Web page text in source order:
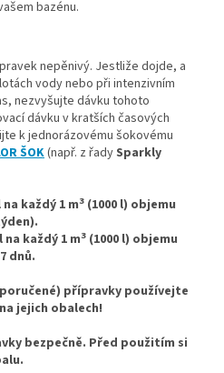
bazénu.
nepěnivý. Jestliže dojde, a
vody nebo při intenzivním
nezvyšujte dávku tohoto
dávku v kratších časových
k jednorázovému šokovému
ŠOK(např. z řadySparkly
každý 1 m3 (1000 l) objemu
na každý 1 m3 (1000 l) objemu
dnů.
přípravky používejte
jejich obalech!
bezpečně. Před použitím si